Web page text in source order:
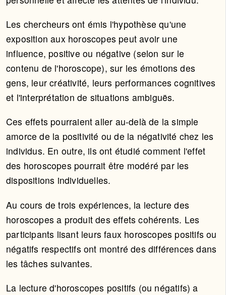
Les chercheurs ont émis l'hypothèse qu'une
exposition aux horoscopes peut avoir une
influence, positive ou négative (selon sur le
contenu de l'horoscope), sur les émotions des
gens, leur créativité, leurs performances cognitives
et l'interprétation de situations ambiguës.
Ces effets pourraient aller au-delà de la simple
amorce de la positivité ou de la négativité chez les
individus. En outre, ils ont étudié comment l'effet
des horoscopes pourrait être modéré par les
dispositions individuelles.
Au cours de trois expériences, la lecture des
horoscopes a produit des effets cohérents. Les
participants lisant leurs faux horoscopes positifs ou
négatifs respectifs ont montré des différences dans
les tâches suivantes.
La lecture d'horoscopes positifs (ou négatifs) a